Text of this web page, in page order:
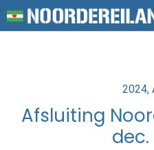
in
2024
Afsluiting
dec.